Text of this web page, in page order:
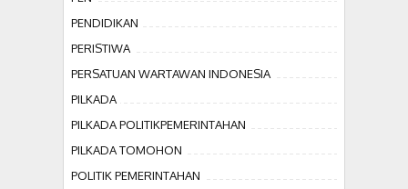
PENDIDIKAN
PERISTIWA
PERSATUAN WARTAWAN INDONESIA
PILKADA
PILKADA POLITIKPEMERINTAHAN
PILKADA TOMOHON
POLITIK PEMERINTAHAN